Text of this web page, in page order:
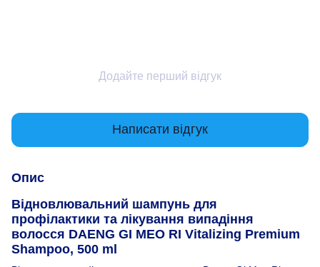
Додайте перший відгук
Написати відгук
Опис
Відновлювальний шампунь для
профілактики та лікування випадіння
волосся DAENG GI MEO RI Vitalizing Premium
Shampoo, 500 ml